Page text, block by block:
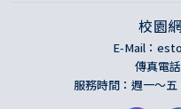
校園
E-Mail：
傳真電
服務時間：週一～五